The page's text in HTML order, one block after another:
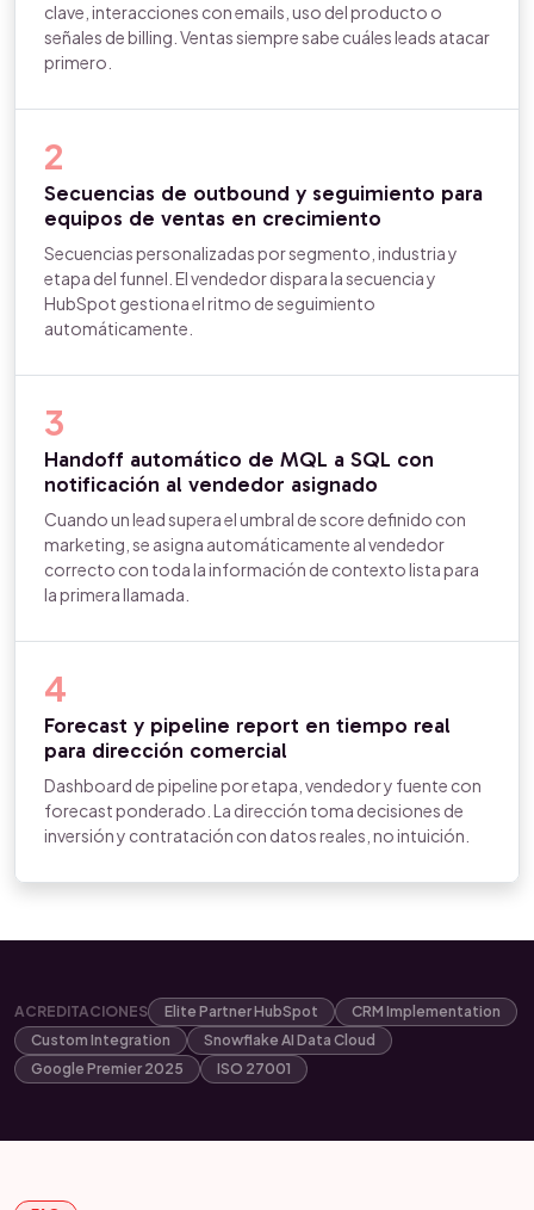
clave, interacciones con emails, uso del producto o
señales de billing. Ventas siempre sabe cuáles leads atacar
primero.
2
Secuencias de outbound y seguimiento para
equipos de ventas en crecimiento
Secuencias personalizadas por segmento, industria y
etapa del funnel. El vendedor dispara la secuencia y
HubSpot gestiona el ritmo de seguimiento
automáticamente.
3
Handoff automático de MQL a SQL con
notificación al vendedor asignado
Cuando un lead supera el umbral de score definido con
marketing, se asigna automáticamente al vendedor
correcto con toda la información de contexto lista para
la primera llamada.
4
Forecast y pipeline report en tiempo real
para dirección comercial
Dashboard de pipeline por etapa, vendedor y fuente con
forecast ponderado. La dirección toma decisiones de
inversión y contratación con datos reales, no intuición.
ACREDITACIONES Elite Partner HubSpot
CRM Implementation
Custom Integration
Snowflake AI Data Cloud
Google Premier 2025
ISO 27001